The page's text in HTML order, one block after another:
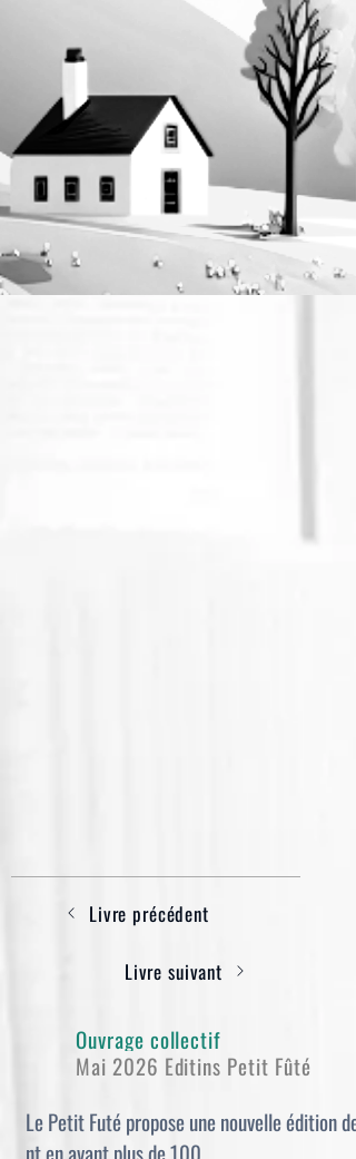
Ouvrage collectif
Mai 2026 Editins Petit Fûté
Le Petit Futé propose une nouvelle édition
nt en avant plus de 100
Livre précédent
Livre suivant